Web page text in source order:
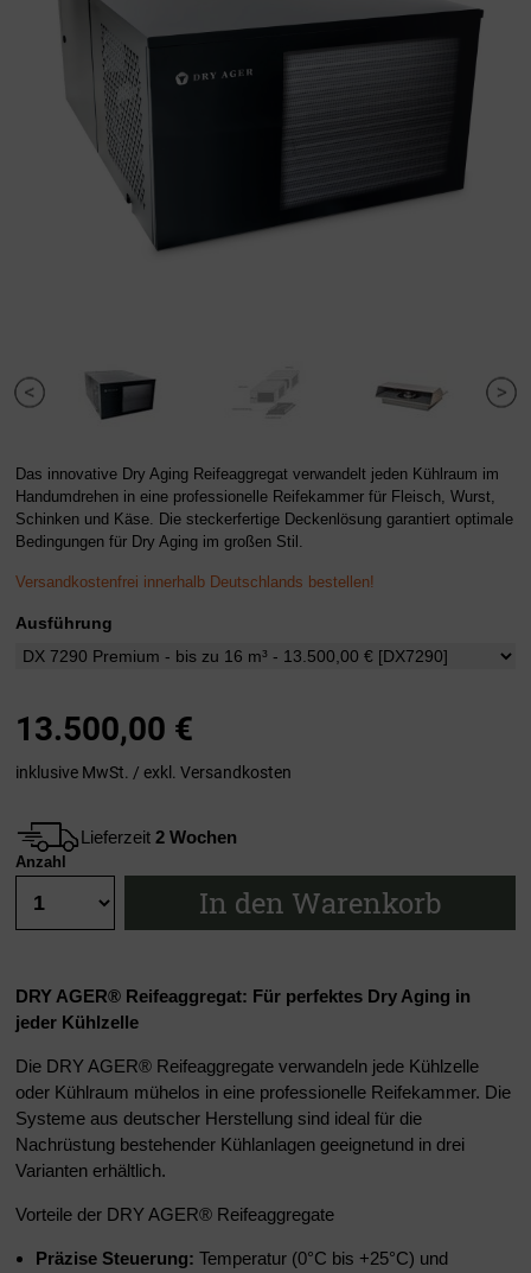
Das innovative Dry Aging Reifeaggregat verwandelt jeden Kühlraum im
Handumdrehen in eine professionelle Reifekammer für Fleisch, Wurst,
Schinken und Käse. Die steckerfertige Deckenlösung garantiert optimale
Bedingungen für Dry Aging im großen Stil.
Versandkostenfrei innerhalb Deutschlands bestellen!
Ausführung
13.500,00 €
inklusive MwSt. / exkl. Versandkosten
Lieferzeit 2 Wochen
Anzahl
In den Warenkorb
DRY AGER® Reifeaggregat: Für perfektes Dry Aging in
jeder Kühlzelle
Die DRY AGER® Reifeaggregate verwandeln jede Kühlzelle
oder Kühlraum mühelos in eine professionelle Reifekammer. Die
Systeme aus deutscher Herstellung sind ideal für die
Nachrüstung bestehender Kühlanlagen geeignetund in drei
Varianten erhältlich.
Vorteile der DRY AGER® Reifeaggregate
Präzise Steuerung: Temperatur (0°C bis +25°C) und